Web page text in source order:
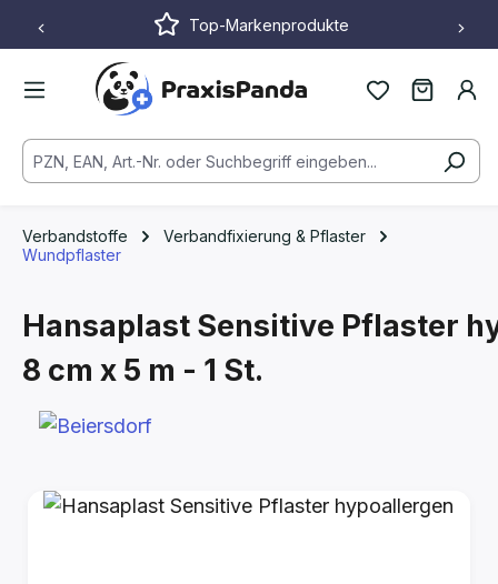
Zum Hauptinhalt springenTop-Markenprodukte
Verbandstoffe
Verbandfixierung & Pflaster
Wundpflaster
Hansaplast Sensitive Pflaster
8 cm x 5 m - 1 St.
Bildergalerie überspringen